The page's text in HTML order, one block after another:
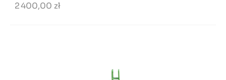
2 400,00 zł